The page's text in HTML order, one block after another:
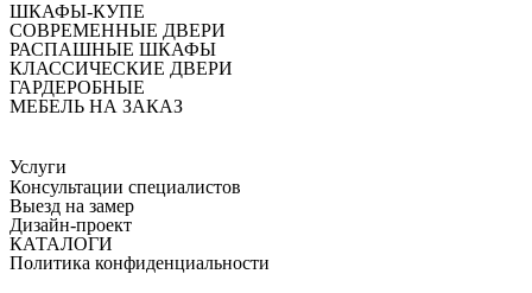
ШКАФЫ-КУПЕ
СОВРЕМЕННЫЕ ДВЕРИ
РАСПАШНЫЕ ШКАФЫ
КЛАССИЧЕСКИЕ ДВЕРИ
ГАРДЕРОБНЫЕ
МЕБЕЛЬ НА ЗАКАЗ
Услуги
Консультации специалистов
Выезд на замер
Дизайн-проект
КАТАЛОГИ
Политика конфиденциальности